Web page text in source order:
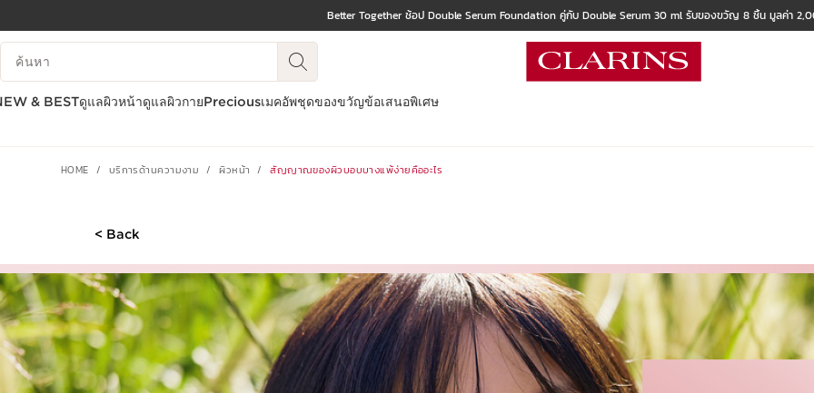
ข้ามไปยังเนื้อหา
Better Together ช้อป Double Serum Foundation คู่กับ Double Serum 30 ml รับของขวัญ 8 ชิ้น มูลค่า
บันทึกข้อมูลค้นหา
& BESTดูแลผิวหน้าดูแลผิวกายPreciousเมคอัพชุดของขวัญข้อเสนอพิเศษ
HOME บริการด้านความงาม ผิวหน้า สัญญาณของผิวบอบบางแพ้ง่ายคืออะไร
< Back